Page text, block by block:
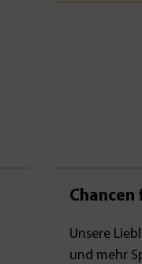
Unsere
und mehr